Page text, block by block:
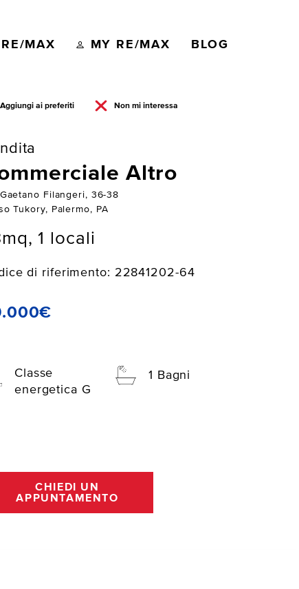
MAX MY RE/MAX BLOG
Aggiungi ai preferiti Non mi interessa
Altro
Filangeri, 36-38
Tukory, Palermo, PA
1 locali
di riferimento: 22841202-64
Classe
energetica G
1 Bagni
CHIEDI UN
APPUNTAMENTO